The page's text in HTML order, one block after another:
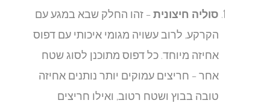
סוליה חיצונית– זהו החלק שבא במגע עם
הקרקע, לרוב עשויה מגומי איכותי עם דפוס
אחיזה מיוחד. כל דפוס מתוכנן לסוג שטח
אחר – חריצים עמוקים יותר נותנים אחיזה
טובה בבוץ ושטח רטוב, ואילו חריצים